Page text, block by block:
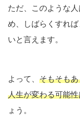
ただ、このような
め、しばらくすれ
いと言えます。
よって、 そもそも
人生が変わる可能
ょう。